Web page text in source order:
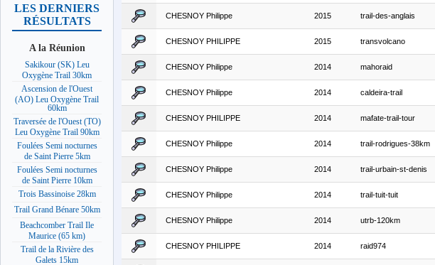
LES DERNIERS
RÉSULTATS
A la Réunion
Sakikour (SK) Leu
Oxygène Trail 30km
Ascension de l'Ouest
(AO) Leu Oxygène Trail
60km
Traversée de l'Ouest (TO)
Leu Oxygène Trail 90km
Foulées Semi nocturnes
de Saint Pierre 5km
Foulées Semi nocturnes
de Saint Pierre 10km
Trois Bassinoise 28km
Trail Grand Bénare 50km
Beachcomber Trail Ile
Maurice (65 km)
Trail de la Rivière des
Galets 15km
CHESNOY Philippe 2015 trail-des-anglais
CHESNOY PHILIPPE 2015 transvolcano
CHESNOY Philippe 2014 mahoraid
CHESNOY Philippe 2014 caldeira-trail
CHESNOY PHILIPPE 2014 mafate-trail-tour
CHESNOY Philippe 2014 trail-rodrigues-38km
CHESNOY Philippe 2014 trail-urbain-st-denis
CHESNOY Philippe 2014 trail-tuit-tuit
CHESNOY Philippe 2014 utrb-120km
CHESNOY PHILIPPE 2014 raid974